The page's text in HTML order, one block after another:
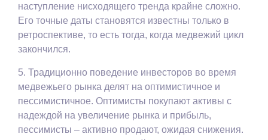
наступление нисходящего тренда крайне сложно.
Его точные даты становятся известны только в
ретроспективе, то есть тогда, когда медвежий цикл
закончился.
5. Традиционно поведение инвесторов во время
медвежьего рынка делят на оптимистичное и
пессимистичное. Оптимисты покупают активы с
надеждой на увеличение рынка и прибыль,
пессимисты – активно продают, ожидая снижения.